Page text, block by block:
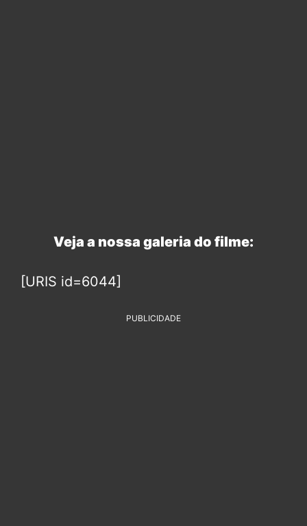
Veja a nossa galeria do filme:
[URIS id=6044]
PUBLICIDADE